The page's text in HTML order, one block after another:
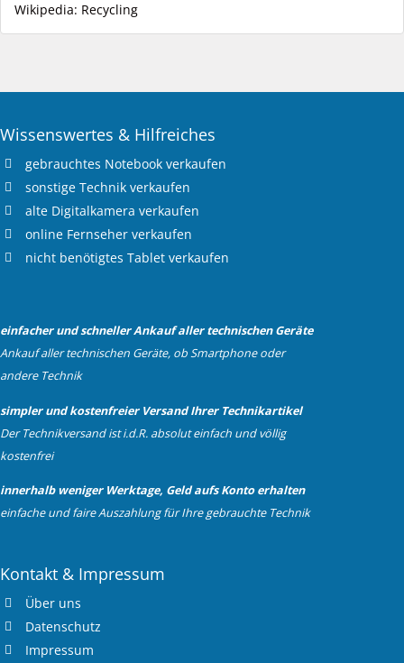
Wikipedia: Recycling
Wissenswertes & Hilfreiches
gebrauchtes Notebook verkaufen
sonstige Technik verkaufen
alte Digitalkamera verkaufen
online Fernseher verkaufen
nicht benötigtes Tablet verkaufen
einfacher und schneller Ankauf aller technischen Geräte
Ankauf aller technischen Geräte, ob Smartphone oder
andere Technik
simpler und kostenfreier Versand Ihrer Technikartikel
Der Technikversand ist i.d.R. absolut einfach und völlig
kostenfrei
innerhalb weniger Werktage, Geld aufs Konto erhalten
einfache und faire Auszahlung für Ihre gebrauchte Technik
Kontakt & Impressum
Über uns
Datenschutz
Impressum